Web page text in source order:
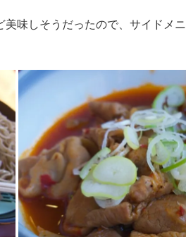
味しそうだったので、サイドメ